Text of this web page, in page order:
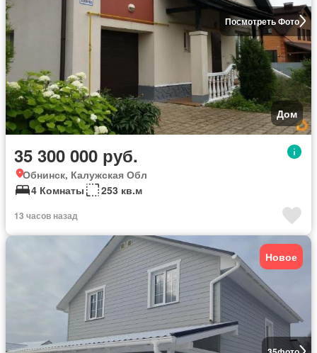
Посмотреть Фото
Дом
35 300 000 руб.
Обнинск, Калужская Обл
4 Комнаты
253 кв.м
13 часов назад
Новое